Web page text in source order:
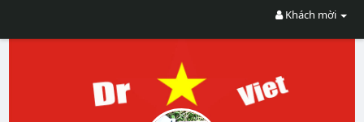
Khách mời